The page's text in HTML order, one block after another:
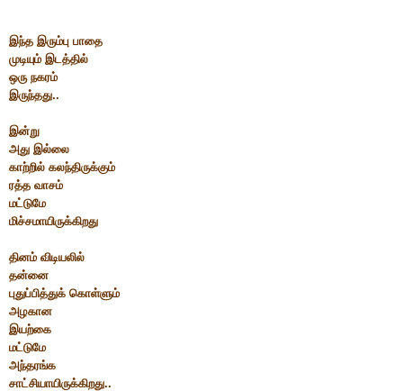
இந்த இரும்பு பாதை
முடியும் இடத்தில்
ஒரு நகரம்
இருந்தது..
இன்று
அது இல்லை
காற்றில் கலந்திருக்கும்
ரத்த வாசம்
மட்டுமே
மிச்சமாயிருக்கிறது
தினம் விடியலில்
தன்னை
புதுப்பித்துக் கொள்ளும்
அழகான
இயற்கை
மட்டுமே
அந்தரங்க
சாட்சியாயிருக்கிறது..